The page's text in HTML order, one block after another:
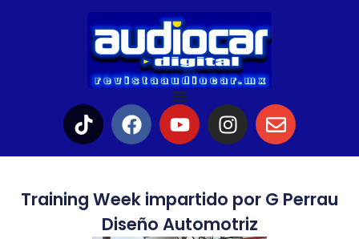
Training Week impartido por G Perrau
Diseño Automotriz